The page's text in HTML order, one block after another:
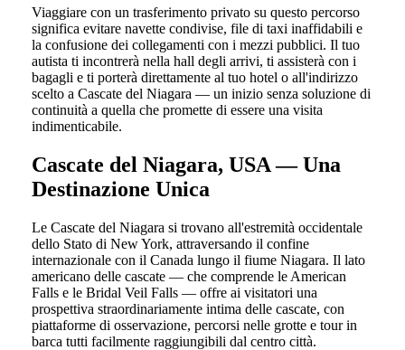
Viaggiare con un trasferimento privato su questo percorso
significa evitare navette condivise, file di taxi inaffidabili e
la confusione dei collegamenti con i mezzi pubblici. Il tuo
autista ti incontrerà nella hall degli arrivi, ti assisterà con i
bagagli e ti porterà direttamente al tuo hotel o all'indirizzo
scelto a Cascate del Niagara — un inizio senza soluzione di
continuità a quella che promette di essere una visita
indimenticabile.
Cascate del Niagara, USA — Una
Destinazione Unica
Le Cascate del Niagara si trovano all'estremità occidentale
dello Stato di New York, attraversando il confine
internazionale con il Canada lungo il fiume Niagara. Il lato
americano delle cascate — che comprende le American
Falls e le Bridal Veil Falls — offre ai visitatori una
prospettiva straordinariamente intima delle cascate, con
piattaforme di osservazione, percorsi nelle grotte e tour in
barca tutti facilmente raggiungibili dal centro città.